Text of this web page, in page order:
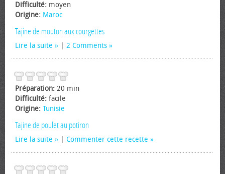
Difficulté: moyen
Origine: Maroc
Tajine de mouton aux courgettes
Lire la suite 2 Comments
Préparation: 20 min
Difficulté: facile
Origine: Tunisie
Tajine de poulet au potiron
Lire la suite Commenter cette recette